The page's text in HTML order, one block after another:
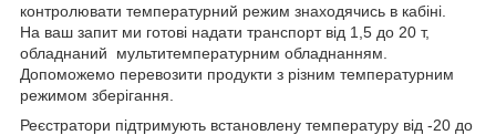
контролювати температурний режим знаходячись в кабіні.
На ваш запит ми готові надати транспорт від 1,5 до 20 т,
обладнаний мультитемпературним обладнанням.
Допоможемо перевозити продукти з різним температурним
режимом зберігання.
Реєстратори підтримують встановлену температуру від -20 до